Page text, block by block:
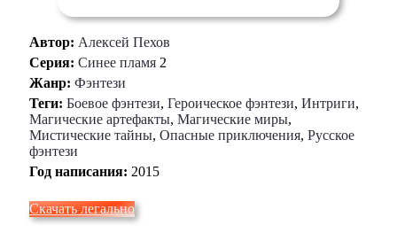
Автор: Алексей Пехов
Серия: Синее пламя 2
Жанр: Фэнтези
Теги: Боевое фэнтези, Героическое фэнтези, Интриги,
Магические артефакты, Магические миры,
Мистические тайны, Опасные приключения, Русское
фэнтези
Год написания: 2015
Скачать легально